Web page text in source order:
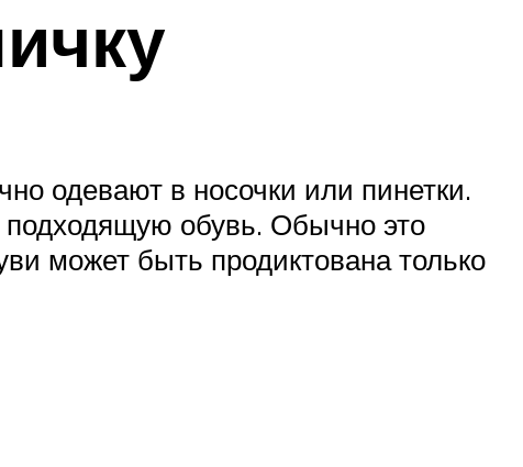
одевают в носочки или пинетки.
подходящую обувь. Обычно это
может быть продиктована только